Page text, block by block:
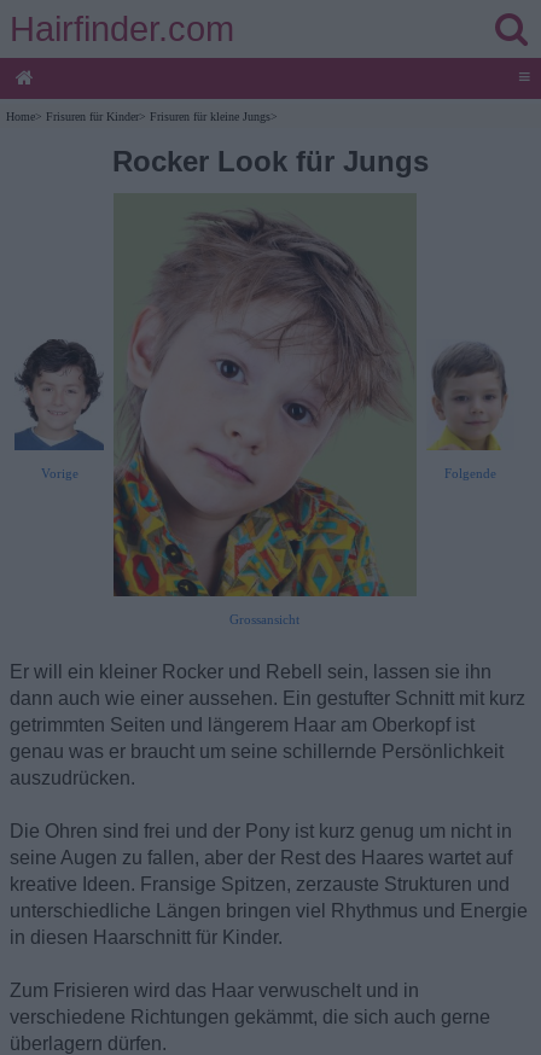
Hairfinder.com
≡
Home> Frisuren für Kinder> Frisuren für kleine Jungs>
Rocker Look für Jungs
Vorige
Grossansicht
Folgende
Er will ein kleiner Rocker und Rebell sein, lassen sie ihn
dann auch wie einer aussehen. Ein gestufter Schnitt mit kurz
getrimmten Seiten und längerem Haar am Oberkopf ist
genau was er braucht um seine schillernde Persönlichkeit
auszudrücken.
Die Ohren sind frei und der Pony ist kurz genug um nicht in
seine Augen zu fallen, aber der Rest des Haares wartet auf
kreative Ideen. Fransige Spitzen, zerzauste Strukturen und
unterschiedliche Längen bringen viel Rhythmus und Energie
in diesen Haarschnitt für Kinder.
Zum Frisieren wird das Haar verwuschelt und in
verschiedene Richtungen gekämmt, die sich auch gerne
überlagern dürfen.